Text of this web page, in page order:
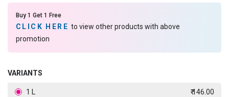
Buy 1 Get 1 Free
CLICK HEREto view other products with above
promotion
VARIANTS
1 L ₹ 146.00